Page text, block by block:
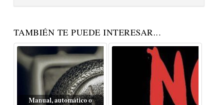
TAMBIÉN TE PUEDE INTERESAR...
Manual, automático o